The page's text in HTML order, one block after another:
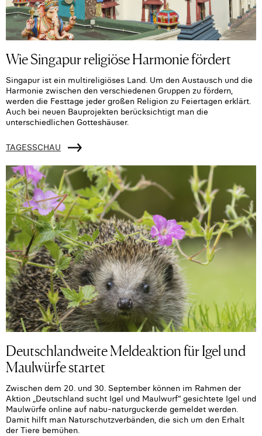
Wie Singapur religiöse Harmonie fördert
Singapur ist ein multireligiöses Land. Um den Austausch und die
Harmonie zwischen den verschiedenen Gruppen zu fördern,
werden die Festtage jeder großen Religion zu Feiertagen erklärt.
Auch bei neuen Bauprojekten berücksichtigt man die
unterschiedlichen Gotteshäuser.
TAGESSCHAU
Deutschlandweite Meldeaktion für Igel und
Maulwürfe startet
Zwischen dem 20. und 30. September können im Rahmen der
Aktion „Deutschland sucht Igel und Maulwurf“ gesichtete Igel und
Maulwürfe online auf nabu-naturgucker.de gemeldet werden.
Damit hilft man Naturschutzverbänden, die sich um den Erhalt
der Tiere bemühen.